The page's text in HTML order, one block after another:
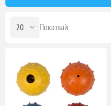
Показвай